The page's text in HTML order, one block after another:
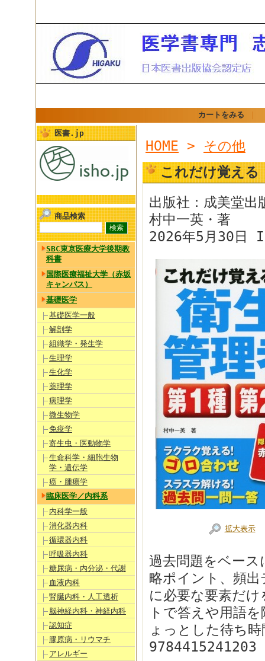
カートをみる
医書.jp
商品検索
SBC東京医療大学後期教
科書
国際医療福祉大学（赤坂
キャンパス）
基礎医学
基礎医学一般
解剖学
組織学・発生学
生理学
生化学
薬理学
病理学
微生物学
免疫学
寄生虫・医動物学
生命科学・細胞生物
学・遺伝学
癌・腫瘍学
臨床医学／内科系
内科学一般
消化器内科
循環器内科
呼吸器内科
糖尿病・内分泌・代謝
血液内科
腎臓内科・人工透析
脳神経内科・神経内科
認知症
膠原病・リウマチ
アレルギー
HOME > その他
これだけ覚え
出版社：成美堂出
村中一英・著
2026年5月30日
拡大表示
過去問題をベー
略ポイント、頻
に必要な要素だ
トで答えや用語
ょっとした待ち
9784415241203